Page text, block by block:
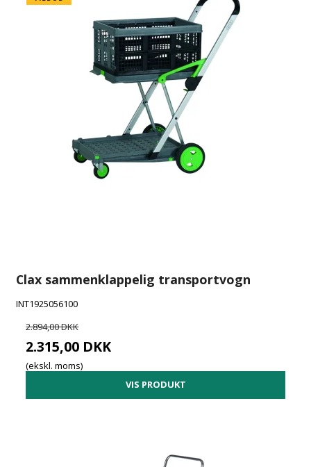
Clax sammenklappelig transportvogn
INT1925056100
2.894,00 DKK
2.315,00 DKK
(ekskl. moms)
VIS PRODUKT